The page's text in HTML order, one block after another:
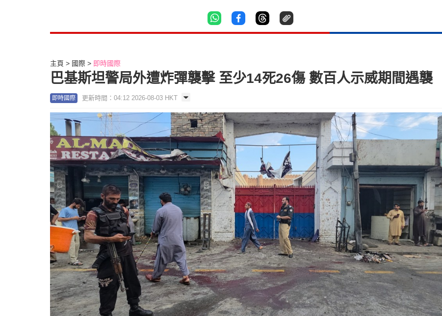
主頁 國際 即時國際
巴基斯坦警局外遭炸彈襲擊 至少14死26傷 數百人示威期間遇襲
即時國際 更新時間：04:12 2026-08-03 HKT